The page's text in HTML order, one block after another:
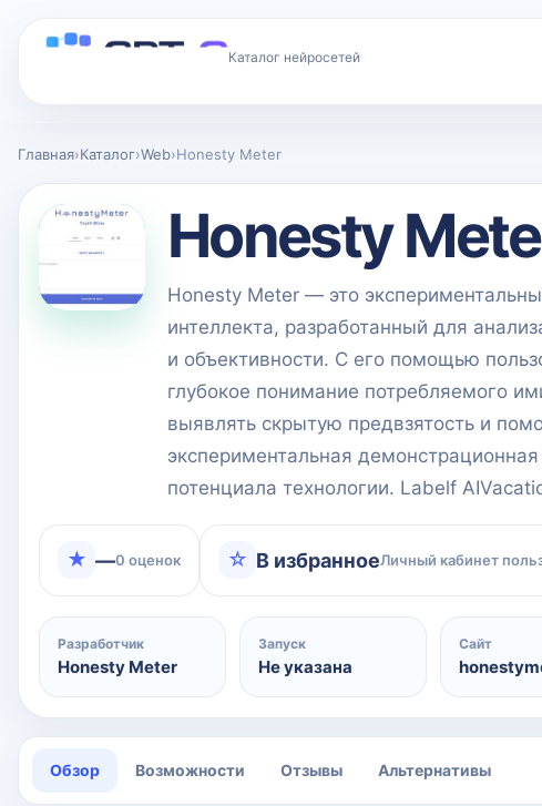
Каталог нейросетей
Главная›Каталог›Web›Honesty Meter
Honesty
Honesty Meter — это
интеллекта, разработанный для
и объективности. С его помощью
глубокое понимание потребляемого
выявлять скрытую предвзятость и
экспериментальная
потенциала технологии. Labelf
★ —0 оценок ☆ В избранноеЛичный кабинет
Разработчик
Honesty Meter
Запуск
Не указана
Сайт
Обзор Возможности Отзывы Альтернативы